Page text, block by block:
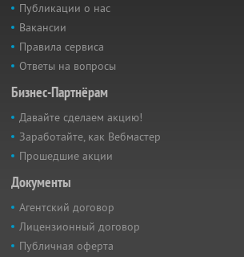
Публикации о нас
Вакансии
Правила сервиса
Ответы на вопросы
Бизнес-Партнёрам
Давайте сделаем акцию!
Заработайте, как Вебмастер
Прошедшие акции
Документы
Агентский договор
Лицензионный договор
Публичная оферта